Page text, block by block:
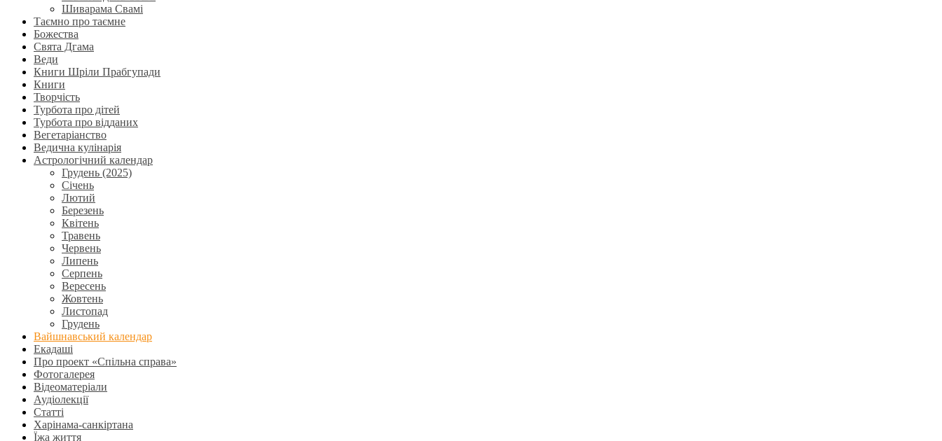
Шиварама Свамі
Таємно про таємне
Божества
Свята Дгама
Веди
Книги Шріли Прабгупади
Книги
Творчість
Турбота про дітей
Турбота про відданих
Вегетаріанство
Ведична кулінарія
Астрологічний календар
Грудень (2025)
Січень
Лютий
Березень
Квітень
Травень
Червень
Липень
Серпень
Вересень
Жовтень
Листопад
Грудень
Вайшнавський календар
Екадаші
Про проект «Спільна справа»
Фотогалерея
Відеоматеріали
Аудіолекції
Статті
Харінама-санкіртана
Їжа життя